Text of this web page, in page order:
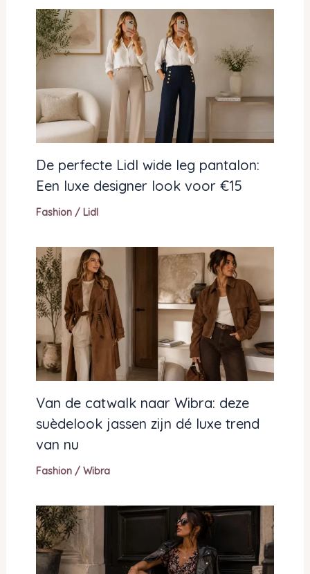
De perfecte Lidl wide leg pantalon:
Een luxe designer look voor €15
Fashion/ Lidl
Van de catwalk naar Wibra: deze
suèdelook jassen zijn dé luxe trend
van nu
Fashion/ Wibra